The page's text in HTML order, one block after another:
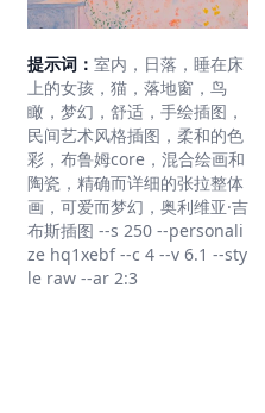
提示词： 室内，日落，睡在床
上的女孩，猫，落地窗，鸟
瞰，梦幻，舒适，手绘插图，
民间艺术风格插图，柔和的色
彩，布鲁姆core，混合绘画和
陶瓷，精确而详细的张拉整体
画，可爱而梦幻，奥利维亚·吉
布斯插图 --s 250 --personali
ze hq1xebf --c 4 --v 6.1 --sty
le raw --ar 2:3